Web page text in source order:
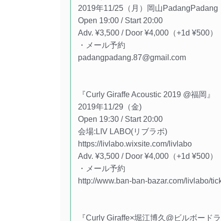
2019年11/25（月）岡山PadangPadang
Open 19:00 / Start 20:00
Adv. ¥3,500 / Door ¥4,000（+1d ¥500）
・メール予約
padangpadang.87@gmail.com
『Curly Giraffe Acoustic 2019 @福岡』
2019年11/29（金)
Open 19:30 / Start 20:00
会場:LIV LABO(リブラボ)
https://livlabo.wixsite.com/livlabo
Adv. ¥3,500 / Door ¥4,000（+1d ¥500）
・メール予約
http://www.ban-ban-bazar.com/livlabo/
『Curly Giraffe×堀江博久@ビルボード